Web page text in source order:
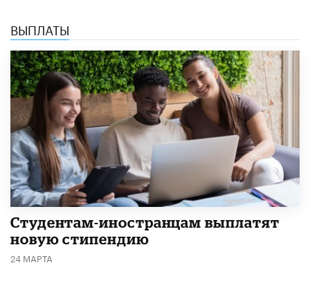
ВЫПЛАТЫ
Студентам-иностранцам выплатят
новую стипендию
24 МАРТА